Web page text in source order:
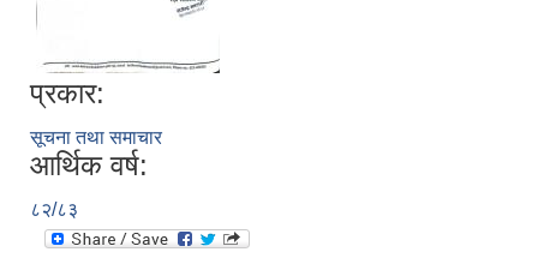
प्रकार:
सूचना तथा समाचार
आर्थिक वर्ष:
८२/८३